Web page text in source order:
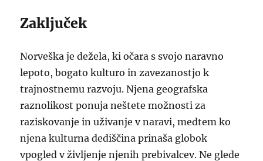
Zaključek
Norveška je dežela, ki očara s svojo naravno
lepoto, bogato kulturo in zavezanostjo k
trajnostnemu razvoju. Njena geografska
raznolikost ponuja neštete možnosti za
raziskovanje in uživanje v naravi, medtem ko
njena kulturna dediščina prinaša globok
vpogled v življenje njenih prebivalcev. Ne glede